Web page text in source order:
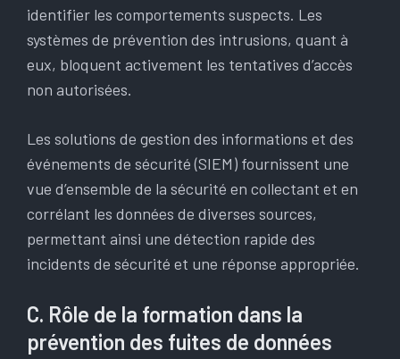
identifier les comportements suspects. Les
systèmes de prévention des intrusions, quant à
eux, bloquent activement les tentatives d’accès
non autorisées.
Les solutions de gestion des informations et des
événements de sécurité (SIEM) fournissent une
vue d’ensemble de la sécurité en collectant et en
corrélant les données de diverses sources,
permettant ainsi une détection rapide des
incidents de sécurité et une réponse appropriée.
C. Rôle de la formation dans la
prévention des fuites de données